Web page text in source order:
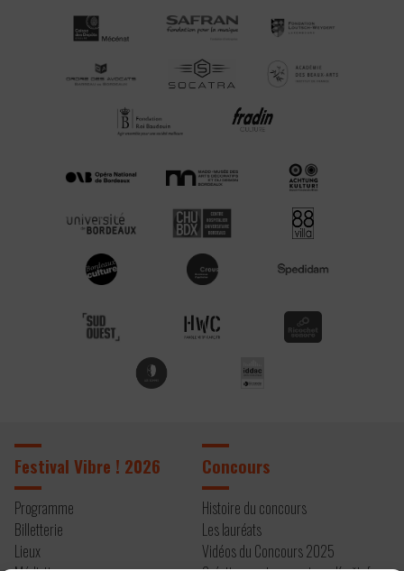
Festival Vibre ! 2026
Programme
Billetterie
Lieux
Concours
Histoire du concours
Les lauréats
Vidéos du Concours 2025